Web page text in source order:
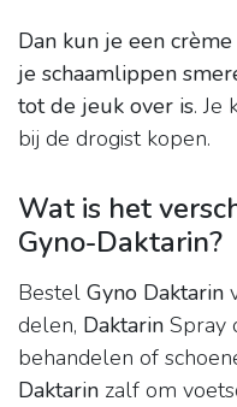
Dan kun je een
je schaamlippen
tot de jeuk over is. Je
bij de drogist kopen.
Wat is het
Gyno-Daktarin?
Bestel Gyno Daktarin
delen, Daktarin Spray
behandelen of
Daktarin zalf om